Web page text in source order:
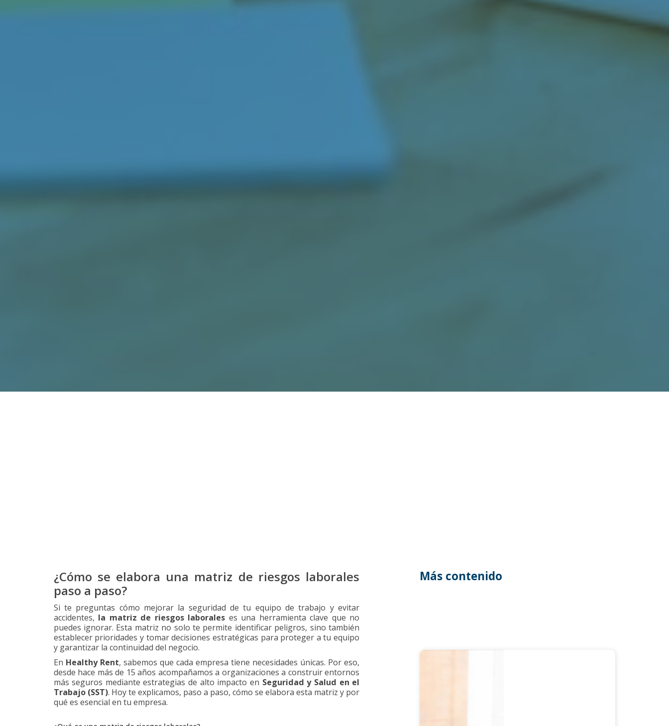
¿Cómo se elabora una matriz de riesgos laborales
paso a paso?
Si te preguntas cómo mejorar la seguridad de tu equipo de trabajo y evitar
accidentes, la matriz de riesgos laborales es una herramienta clave que no
puedes ignorar. Esta matriz no solo te permite identificar peligros, sino también
establecer prioridades y tomar decisiones estratégicas para proteger a tu equipo
y garantizar la continuidad del negocio.
En Healthy Rent, sabemos que cada empresa tiene necesidades únicas. Por eso,
desde hace más de 15 años acompañamos a organizaciones a construir entornos
más seguros mediante estrategias de alto impacto en Seguridad y Salud en el
Trabajo (SST). Hoy te explicamos, paso a paso, cómo se elabora esta matriz y por
qué es esencial en tu empresa.
Más contenido